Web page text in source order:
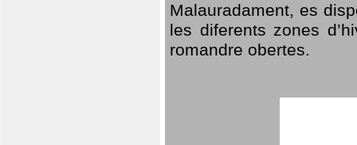
Malauradament, es
les diferents zones
romandre obertes.